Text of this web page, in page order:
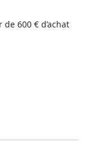
600 € d’achat